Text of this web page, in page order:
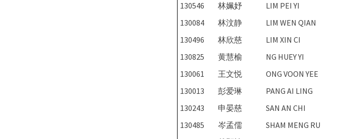
130546
林姵妤 LIM PEI YI
130084
林汶静 LIM WEN QIAN
130496
林欣慈 LIM XIN CI
130825
黄慧榆 NG HUEY YI
130061
王文悦 ONG VOON YEE
130013
彭爱琳 PANG AI LING
130243
申晏慈 SAN AN CHI
130485
岑孟儒 SHAM MENG RU